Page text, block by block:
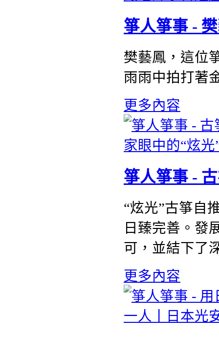
箏人箏事 -
樊藝鳳，這位
雨雨中拍打著
更多內容
箏人箏事 -
“炫光”古箏自
日臻完善。發
可，並結下了
更多內容